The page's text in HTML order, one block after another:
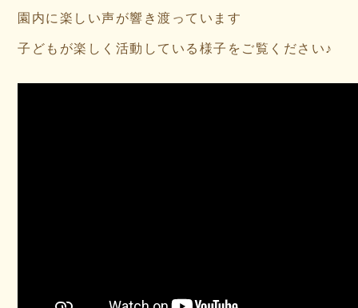
園内に楽しい声が響き渡っています
子どもが楽しく活動している様子をご覧ください♪